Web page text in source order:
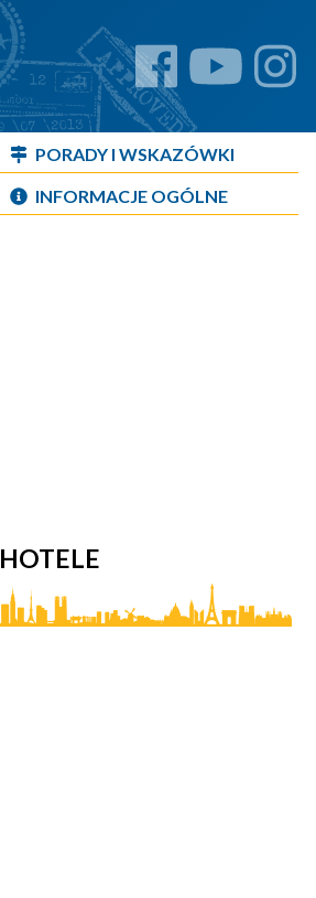
PORADY I WSKAZÓWKI
INFORMACJE OGÓLNE
HOTELE